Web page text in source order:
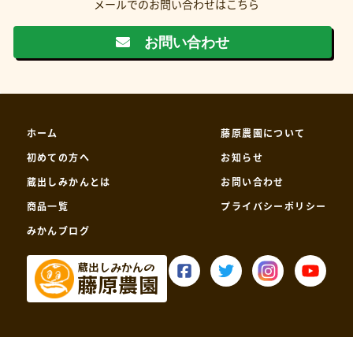
メールでのお問い合わせはこちら
お問い合わせ
ホーム
初めての方へ
蔵出しみかんとは
商品一覧
みかんブログ
藤原農園について
お知らせ
お問い合わせ
プライバシーポリシー
蔵出しみかんの
藤原農園